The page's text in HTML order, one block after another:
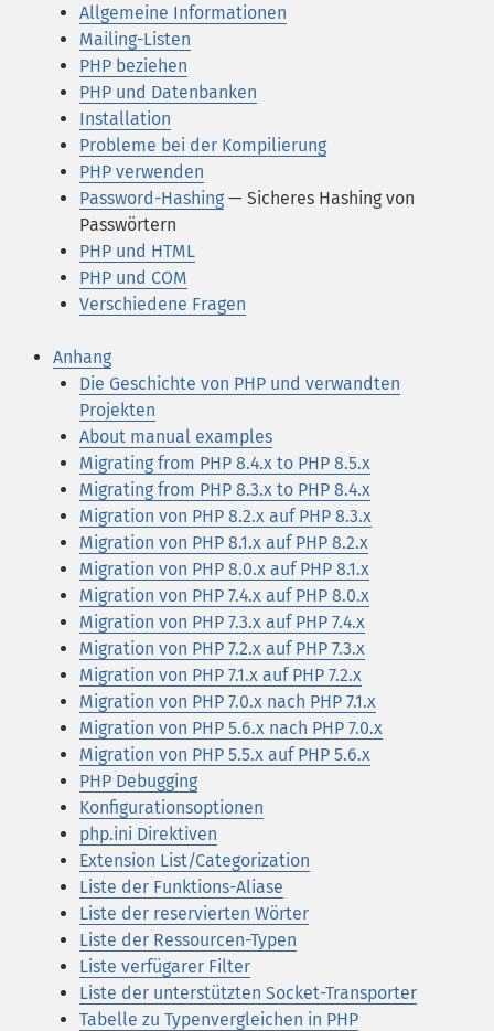
Allgemeine Informationen
Mailing-Listen
PHP beziehen
PHP und Datenbanken
Installation
Probleme bei der Kompilierung
PHP verwenden
Password-Hashing — Sicheres Hashing von
Passwörtern
PHP und HTML
PHP und COM
Verschiedene Fragen
Anhang
Die Geschichte von PHP und verwandten
Projekten
About manual examples
Migrating from PHP 8.4.x to PHP 8.5.x
Migrating from PHP 8.3.x to PHP 8.4.x
Migration von PHP 8.2.x auf PHP 8.3.x
Migration von PHP 8.1.x auf PHP 8.2.x
Migration von PHP 8.0.x auf PHP 8.1.x
Migration von PHP 7.4.x auf PHP 8.0.x
Migration von PHP 7.3.x auf PHP 7.4.x
Migration von PHP 7.2.x auf PHP 7.3.x
Migration von PHP 7.1.x auf PHP 7.2.x
Migration von PHP 7.0.x nach PHP 7.1.x
Migration von PHP 5.6.x nach PHP 7.0.x
Migration von PHP 5.5.x auf PHP 5.6.x
PHP Debugging
Konfigurationsoptionen
php.ini Direktiven
Extension List/Categorization
Liste der Funktions-Aliase
Liste der reservierten Wörter
Liste der Ressourcen-Typen
Liste verfügarer Filter
Liste der unterstützten Socket-Transporter
Tabelle zu Typenvergleichen in PHP